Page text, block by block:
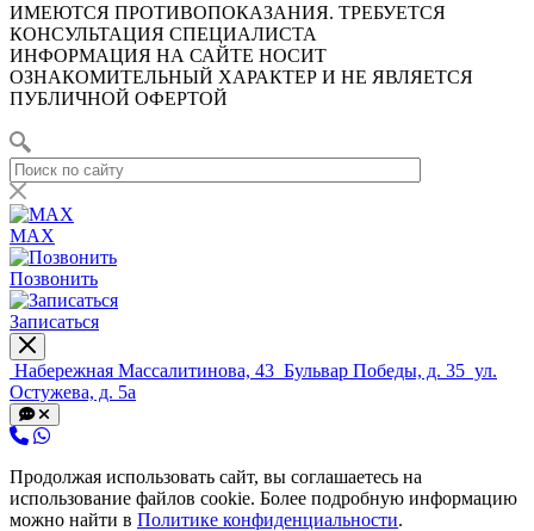
ИМЕЮТСЯ ПРОТИВОПОКАЗАНИЯ. ТРЕБУЕТСЯ
КОНСУЛЬТАЦИЯ СПЕЦИАЛИСТА
ИНФОРМАЦИЯ НА САЙТЕ НОСИТ
ОЗНАКОМИТЕЛЬНЫЙ ХАРАКТЕР И НЕ ЯВЛЯЕТСЯ
ПУБЛИЧНОЙ ОФЕРТОЙ
MAX
Позвонить
Записаться
Набережная Массалитинова, 43 Бульвар Победы, д. 35 ул.
Остужева, д. 5а
Продолжая использовать сайт, вы соглашаетесь на
использование файлов cookie. Более подробную информацию
можно найти в Политике конфиденциальности.